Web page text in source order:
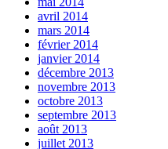
avril 2014
mars 2014
février 2014
janvier 2014
décembre 2013
novembre 2013
octobre 2013
septembre 2013
août 2013
juillet 2013